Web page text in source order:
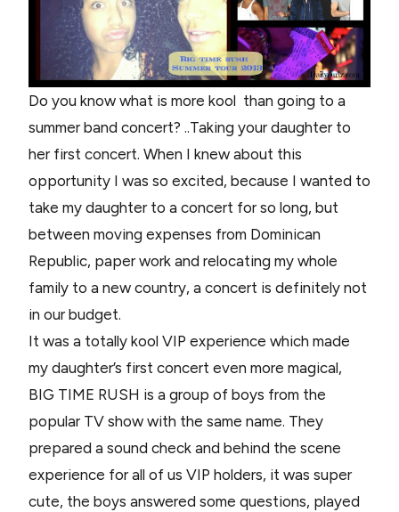
Do you know what is more kool than going to a
summer band concert? ..Taking your daughter to
her first concert. When I knew about this
opportunity I was so excited, because I wanted to
take my daughter to a concert for so long, but
between moving expenses from Dominican
Republic, paper work and relocating my whole
family to a new country, a concert is definitely not
in our budget.
It was a totally kool VIP experience which made
my daughter’s first concert even more magical,
BIG TIME RUSH is a group of boys from the
popular TV show with the same name. They
prepared a sound check and behind the scene
experience for all of us VIP holders, it was super
cute, the boys answered some questions, played